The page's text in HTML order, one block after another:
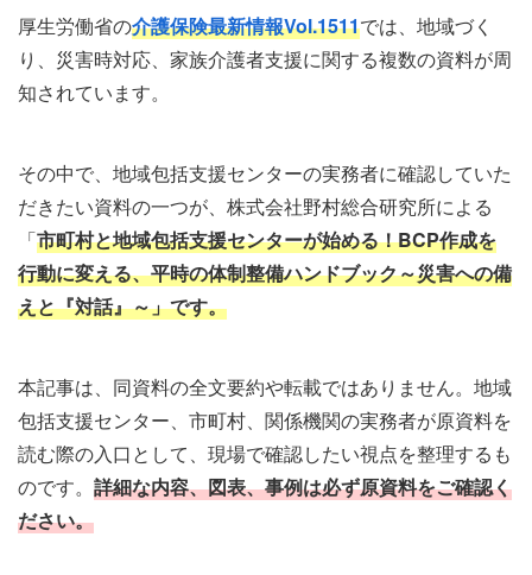
厚生労働省の介護保険最新情報Vol.1511では、地域づく
り、災害時対応、家族介護者支援に関する複数の資料が周
知されています。
その中で、地域包括支援センターの実務者に確認していた
だきたい資料の一つが、株式会社野村総合研究所による
「市町村と地域包括支援センターが始める！BCP作成を
行動に変える、平時の体制整備ハンドブック～災害への備
えと『対話』～」です。
本記事は、同資料の全文要約や転載ではありません。地域
包括支援センター、市町村、関係機関の実務者が原資料を
読む際の入口として、現場で確認したい視点を整理するも
のです。 詳細な内容、図表、事例は必ず原資料をご確認く
ださい。